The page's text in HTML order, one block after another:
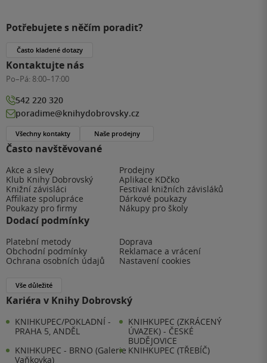
Často navštěvované
Akce a slevy
Prodejny
Klub Knihy Dobrovský
Aplikace KDčko
Knižní závisláci
Festival knižních závisláků
Affiliate spolupráce
Dárkové poukazy
Poukazy pro firmy
Nákupy pro školy
Dodací podmínky
Platební metody
Doprava
Obchodní podmínky
Reklamace a vrácení
Ochrana osobních údajů
Nastavení cookies
Vše důležité
Kariéra v Knihy Dobrovský
KNIHKUPEC/POKLADNÍ -
PRAHA 5, ANDĚL
KNIHKUPEC (ZKRÁCENÝ
ÚVAZEK) - ČESKÉ
BUDĚJOVICE
KNIHKUPEC - BRNO (Galerie
Vaňkovka)
KNIHKUPEC (TŘEBÍČ)
Potřebujete s něčím poradit?
Často kladené dotazy
Kontaktujte nás
Po–Pá: 8:00–17:00
542 220 320
poradime@knihydobrovsky.cz
Všechny kontakty Naše prodejny